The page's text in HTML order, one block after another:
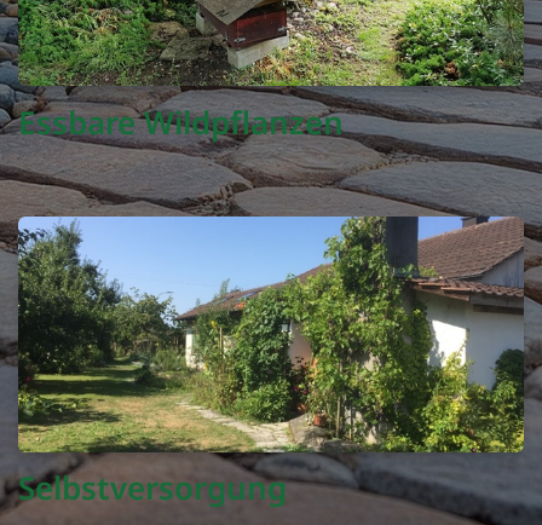
Essbare Wildpflanzen
Selbstversorgung